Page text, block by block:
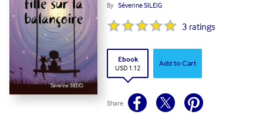
By Séverine SILEIG
3 ratings
Ebook
USD 1.12
Add to Cart
Share